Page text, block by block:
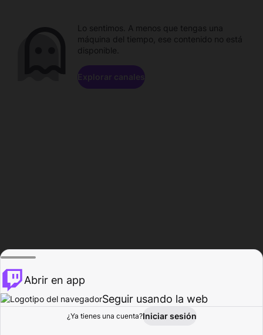
Explorar Actividad
Lo sentimos. A menos que tengas una
máquina del tiempo, ese contenido no está
disponible.
Explorar canales
Abrir en app
Seguir usando la web
¿Ya tienes una cuenta?Iniciar sesión